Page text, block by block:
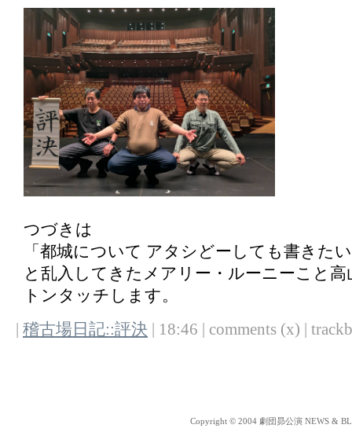
つづきは
「都城について アタシどーしても書きた
と乱入してきたメアリー・ルーニーこと
トンタッチします。
稽古場日記::評決 | 18:46 | comments (x) |
Copyright © 2004 劇団昴公演 NEWS &